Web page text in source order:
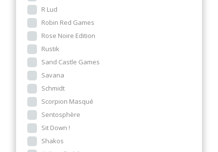
R Lud
Robin Red Games
Rose Noire Edition
Rustik
Sand Castle Games
Savana
Schmidt
Scorpion Masqué
Sentosphère
Sit Down !
Shakos